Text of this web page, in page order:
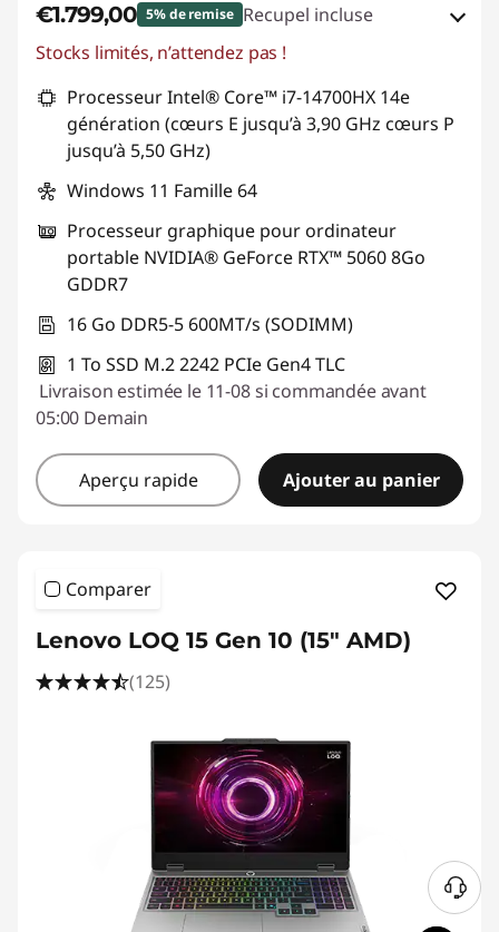
€1.799,00 5% de remise Recupel incluse
Bons de réduction en ligne :
Code de réduction : SUMMER-SAVINGS
Stocks limités, n’attendez pas !
Processeur Intel® Core™ i7-14700HX 14e
génération (cœurs E jusqu’à 3,90 GHz cœurs P
jusqu’à 5,50 GHz)
Windows 11 Famille 64
Processeur graphique pour ordinateur
portable NVIDIA® GeForce RTX™ 5060 8Go
GDDR7
16 Go DDR5-5 600MT/s (SODIMM)
1 To SSD M.2 2242 PCIe Gen4 TLC
Livraison estimée le 11-08 si commandée avant
05:00 Demain
Aperçu rapide Ajouter au panier
Comparer
Lenovo LOQ 15 Gen 10 (15" AMD)
(125)